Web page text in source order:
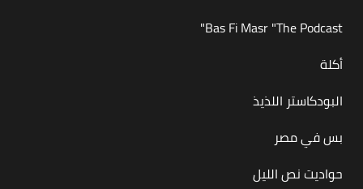
Bas Fi Masr "The Podcast"
أكلة
البودكاستر اللذيذ
بس في مصر
حواديت نص الليل